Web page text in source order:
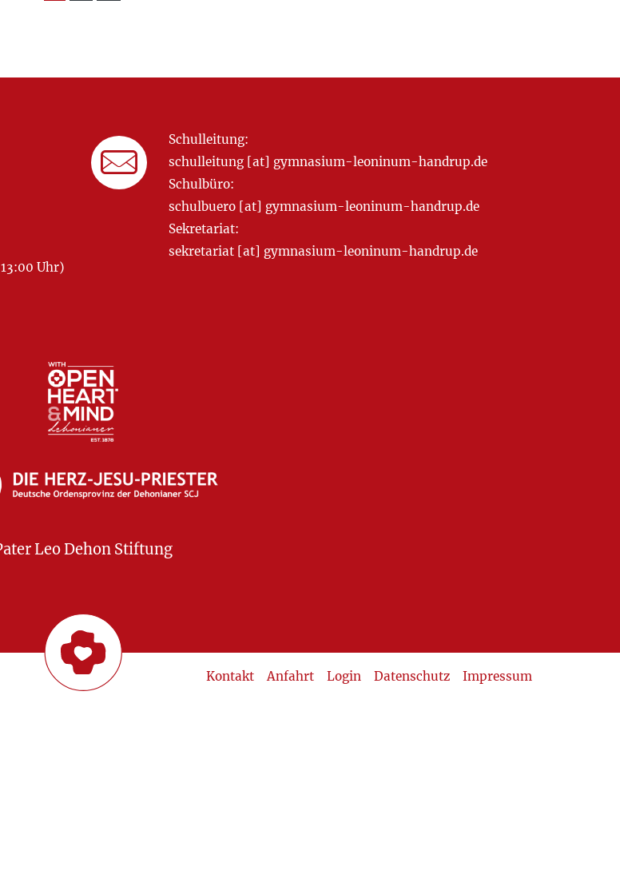
Uhr)
Schulleitung:
schulleitung [at] gymnasium-leoninum-handrup.de
Schulbüro:
schulbuero [at] gymnasium-leoninum-handrup.de
Sekretariat:
sekretariat [at] gymnasium-leoninum-handrup.de
Leo Dehon Stiftung
Kontakt Anfahrt Login Datenschutz Impressum